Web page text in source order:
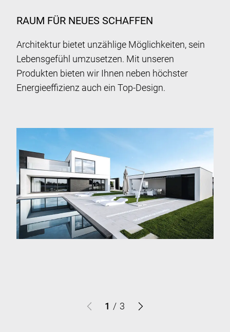
RAUM FÜR NEUES SCHAFFEN
Architektur bietet unzählige Möglichkeiten, sein
Lebensgefühl umzusetzen. Mit unseren
Produkten bieten wir Ihnen neben höchster
Energieeffizienz auch ein Top-Design.
1 / 3